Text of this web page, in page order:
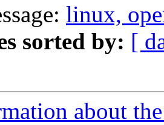
linux,
sorted by: [
about